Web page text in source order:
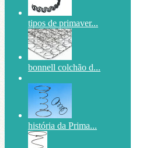
tipos de primaver...
bonnell colchão d...
história da Prima...